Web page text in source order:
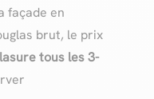
façade en
brut, le prix
tous les 3-